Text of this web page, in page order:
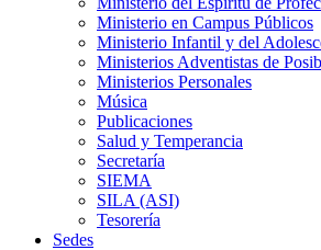
Ministerio en Campus Públicos
Ministerio Infantil y del
Ministerios Adventistas de
Ministerios Personales
Música
Publicaciones
Salud y Temperancia
Secretaría
SIEMA
SILA (ASI)
Tesorería
Sedes